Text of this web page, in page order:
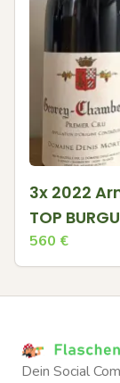
3x 2022
TOP
560 €
Dein Social